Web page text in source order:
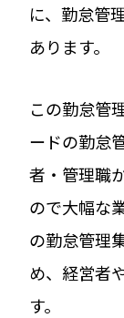
に、勤怠管
あります。
この勤怠管
ードの勤怠
者・管理職
ので大幅な
の勤怠管理
め、経営者
す。